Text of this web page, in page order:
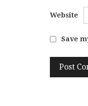
Website
Save